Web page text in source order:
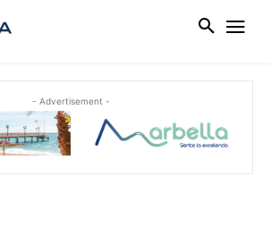
- Advertisement -